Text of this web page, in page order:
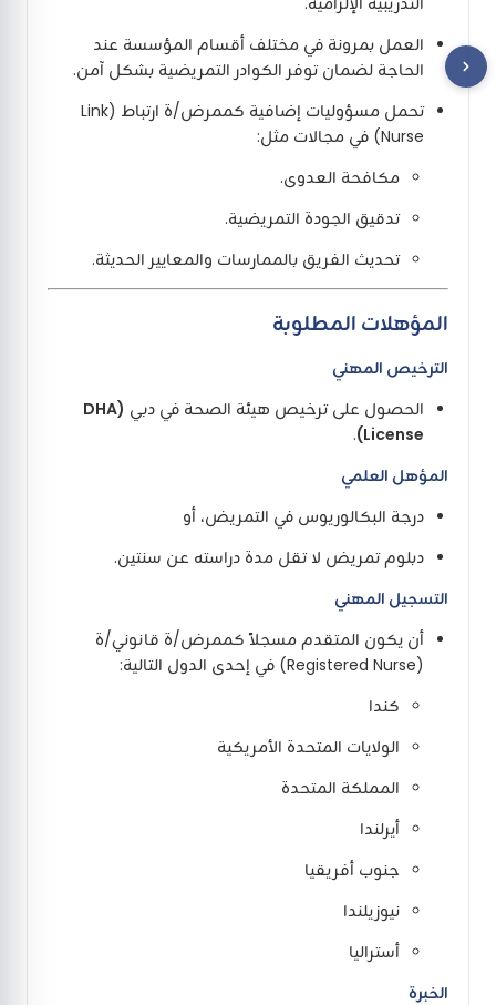
العمل بمرونة في مختلف أقسام المؤسسة عند
الحاجة لضمان توفر الكوادر التمريضية بشكل آمن.
تحمل مسؤوليات إضافية كممرض/ة ارتباط (Link
Nurse) في مجالات مثل:
مكافحة العدوى.
تدقيق الجودة التمريضية.
تحديث الفريق بالممارسات والمعايير الحديثة.
المؤهلات المطلوبة
الترخيص المهني
الحصول على ترخيص هيئة الصحة في دبي (DHA
License)
.
المؤهل العلمي
درجة البكالوريوس في التمريض، أو
دبلوم تمريض لا تقل مدة دراسته عن سنتين.
التسجيل المهني
أن يكون المتقدم مسجلاً كممرض/ة قانوني/ة
(Registered Nurse) في إحدى الدول التالية:
كندا
الولايات المتحدة الأمريكية
المملكة المتحدة
أيرلندا
جنوب أفريقيا
نيوزيلندا
أستراليا
الخبرة